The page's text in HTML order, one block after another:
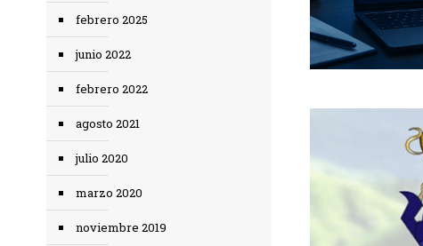
febrero 2025
junio 2022
febrero 2022
agosto 2021
julio 2020
marzo 2020
noviembre 2019